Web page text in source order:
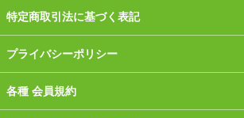
特定商取引法に基づく表記
プライバシーポリシー
各種 会員規約